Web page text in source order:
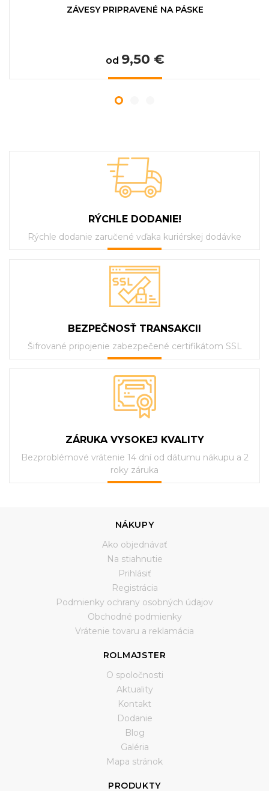
ZÁVESY PRIPRAVENÉ NA PÁSKE
od 9,50 €
RÝCHLE DODANIE!
Rýchle dodanie zaručené vďaka kuriérskej dodávke
BEZPEČNOSŤ TRANSAKCII
Šifrované pripojenie zabezpečené certifikátom SSL
ZÁRUKA VYSOKEJ KVALITY
Bezproblémové vrátenie 14 dní od dátumu nákupu a 2
roky záruka
NÁKUPY
Ako objednávať
Na stiahnutie
Prihlásiť
Registrácia
Podmienky ochrany osobných údajov
Obchodné podmienky
Vrátenie tovaru a reklamácia
ROLMAJSTER
O spoločnosti
Aktuality
Kontakt
Dodanie
Blog
Galéria
Mapa stránok
PRODUKTY